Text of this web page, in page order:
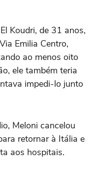
Koudri, de 31 anos,
Emilia Centro,
ao menos oito
ele também teria
impedi-lo junto
Meloni cancelou
retornar à Itália e
aos hospitais.